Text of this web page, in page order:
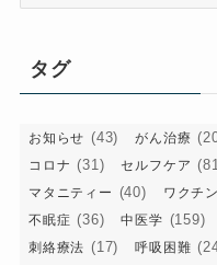
ー
タグ
お知らせ (43) がん治療
コロナ (31) セルフケア
マタニティー (40) ワクチ
不眠症 (36) 中医学 (159)
刺絡療法 (17) 呼吸困難